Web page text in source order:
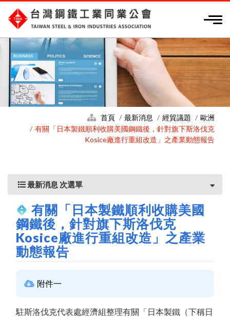
首頁 最新消息 經貿議題
歐洲
有關「日本製鐵順利收購美國鋼鐵後，針對旗下斯洛伐克
Kosice廠進行重組改造」之產業動態報告
最新消息 次選單
有關「日本製鐵順利收購美國
鋼鐵後，針對旗下斯洛伐克
Kosice廠進行重組改造」之產業
動態報告
附件一
駐斯洛伐克代表處經濟組整理有關「日本製鐵（下稱日